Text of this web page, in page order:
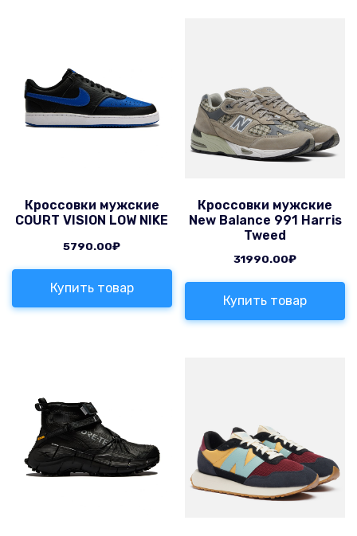
Кроссовки мужские
COURT VISION LOW NIKE
5790.00₽
Купить товар
Кроссовки мужские
New Balance 991 Harris
Tweed
31990.00₽
Купить товар